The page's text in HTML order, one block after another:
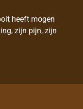
heeft mogen
zijn pijn, zijn